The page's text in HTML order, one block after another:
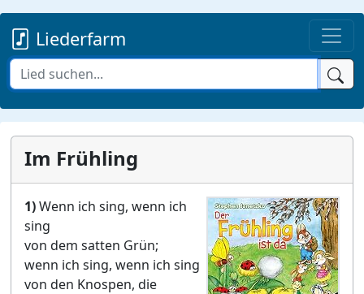
Liederfarm
Im Frühling
1)Wenn ich sing, wenn ich
sing
von dem satten Grün;
wenn ich sing, wenn ich sing
von den Knospen, die